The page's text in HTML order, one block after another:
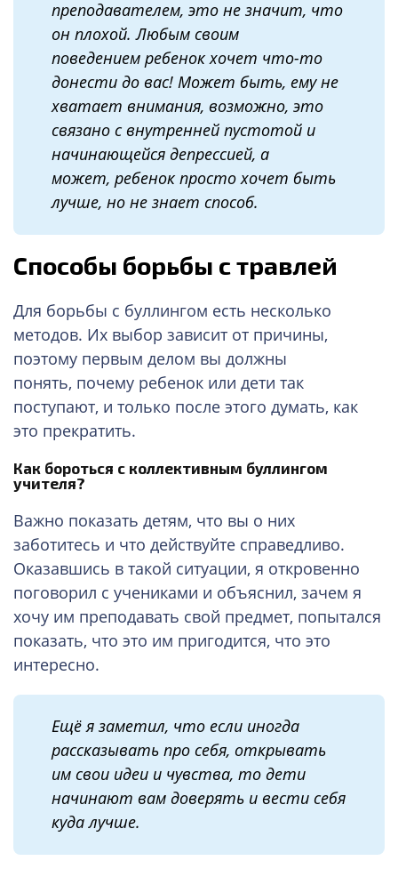
преподавателем, это не значит, что
он плохой.Любым своим
поведениемребенок хочет что-то
донести до вас! Может быть, ему не
хватает внимания, возможно, это
связано с внутренней пустотой и
начинающейся депрессией, а
может, ребенокпростохочет быть
лучше, но не знает способ.
Способы борьбы с травлей
Для борьбы с буллингом есть несколько
методов. Их выбор зависит от причины,
поэтому первым делом вы должны
понять, почему ребенок или дети так
поступают, и только после этого думать, как
это прекратить.
Как бороться с коллективным буллингом
учителя?
Важно показать детям, что вы о них
заботитесь и что действуйте справедливо.
Оказавшись в такой ситуации, я откровенно
поговорил с учениками и объяснил, зачем я
хочу им преподавать свой предмет, попытался
показать, что это им пригодится, что это
интересно.
Ещё язаметил, что если иногда
рассказывать про себя, открывать
им свои идеи и чувства, то дети
начинают вам доверятьи вестисебя
куда лучше.